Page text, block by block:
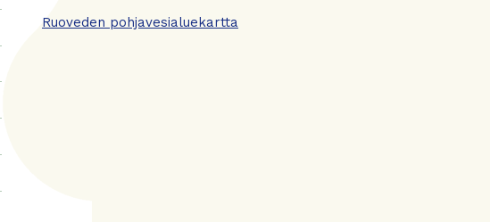
Ruoveden pohjavesialuekartta